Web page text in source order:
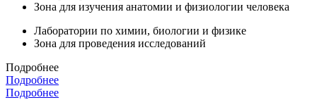
Зона для изучения анатомии и физиологии человека
Лаборатории по химии, биологии и физике
Зона для проведения исследований
Подробнее
Подробнее
Подробнее